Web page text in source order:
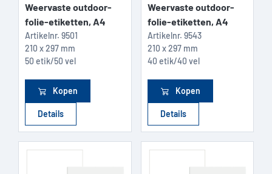
Weervaste outdoor-
folie-etiketten, A4
Artikelnr. 9501
210 x 297 mm
50 etik/50 vel
Kopen
Details
Weervaste outdoor-
folie-etiketten, A4
Artikelnr. 9543
210 x 297 mm
40 etik/40 vel
Kopen
Details